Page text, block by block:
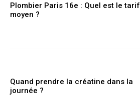
Plombier Paris 16e : Quel est le tarif
moyen ?
Quand prendre la créatine dans la
journée ?